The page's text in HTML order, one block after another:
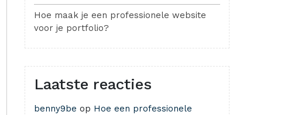
Hoe maak je een professionele website
voor je portfolio?
Laatste reacties
benny9be op Hoe een professionele